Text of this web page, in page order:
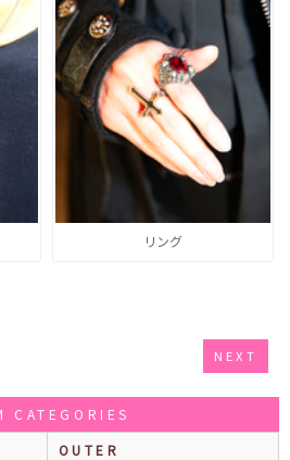
リング
NEXT
CATEGORIES
OUTER